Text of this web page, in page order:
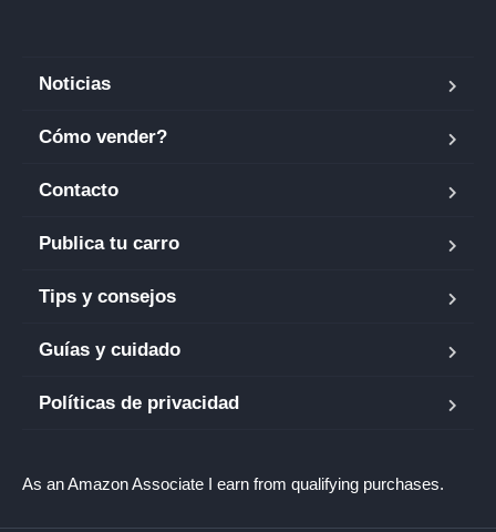
Noticias
Cómo vender?
Contacto
Publica tu carro
Tips y consejos
Guías y cuidado
Políticas de privacidad
As an Amazon Associate I earn from qualifying purchases.